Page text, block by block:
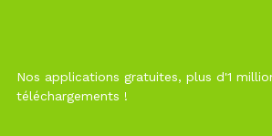
Nos applications gratuites, plus d'1
téléchargements !